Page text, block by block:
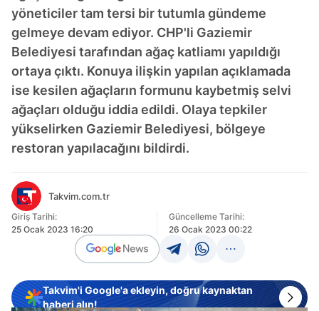
yöneticiler tam tersi bir tutumla gündeme
gelmeye devam ediyor. CHP'li Gaziemir
Belediyesi tarafından ağaç katliamı yapıldığı
ortaya çıktı. Konuya ilişkin yapılan açıklamada
ise kesilen ağaçların formunu kaybetmiş selvi
ağaçları olduğu iddia edildi. Olaya tepkiler
yükselirken Gaziemir Belediyesi, bölgeye
restoran yapılacağını bildirdi.
Takvim.com.tr
Giriş Tarihi:
25 Ocak 2023 16:20
Güncelleme Tarihi:
26 Ocak 2023 00:22
Takvim'i Google'a ekleyin, doğru kaynaktan
haberi alın!